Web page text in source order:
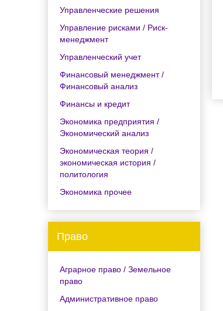
Управленческие решения
Управление рисками / Риск-
менеджмент
Управленческий учет
Финансовый менеджмент /
Финансовый анализ
Финансы и кредит
Экономика предприятия /
Экономический анализ
Экономическая теория /
экономическая история /
политология
Экономика прочее
Право
Аграрное право / Земельное
право
Административное право